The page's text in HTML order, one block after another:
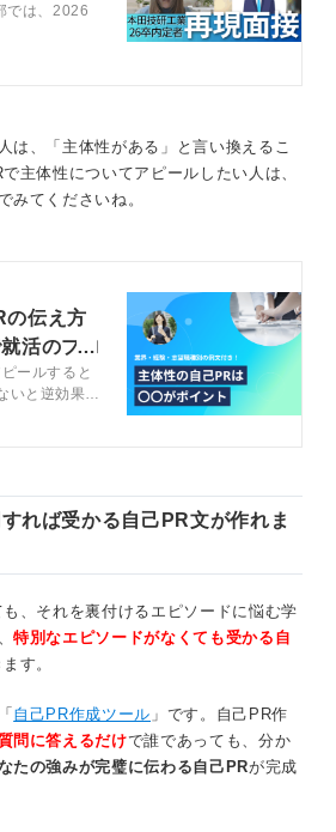
では、2026
は、「主体性がある」と言い換えるこ
主体性についてアピールしたい人は、
みてくださいね。
の伝え方
活のプロ
ールすると
いと逆効果に
。この記事で
ため、この機
。れば受かる自己PR文が作れま
、それを裏付けるエピソードに悩む学
特別なエピソードがなくても受かる自
す。
自己PR作成ツール 」です。自己PR作
問に答えるだけで誰であっても、分か
たの強みが完璧に伝わる自己PRが完成